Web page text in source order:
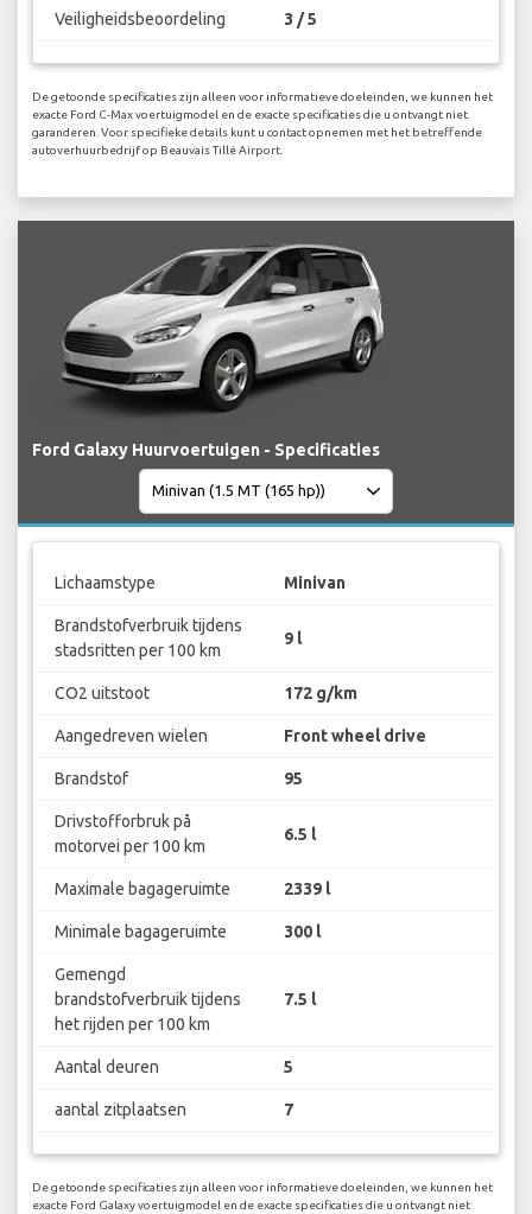
Veiligheidsbeoordeling 3 / 5
De getoonde specificaties zijn alleen voor informatieve doeleinden, we kunnen het
exacte Ford C-Max voertuigmodel en de exacte specificaties die u ontvangt niet
garanderen. Voor specifieke details kunt u contact opnemen met het betreffende
autoverhuurbedrijf op Beauvais Tillé Airport.
Ford Galaxy Huurvoertuigen - Specificaties
Lichaamstype Minivan
Brandstofverbruik tijdens
stadsritten per 100 km
9 l
CO2 uitstoot 172 g/km
Aangedreven wielen Front wheel drive
Brandstof 95
Drivstofforbruk på
motorvei per 100 km
6.5 l
Maximale bagageruimte 2339 l
Minimale bagageruimte 300 l
Gemengd
brandstofverbruik tijdens
het rijden per 100 km
7.5 l
Aantal deuren 5
aantal zitplaatsen 7
De getoonde specificaties zijn alleen voor informatieve doeleinden, we kunnen het
exacte Ford Galaxy voertuigmodel en de exacte specificaties die u ontvangt niet